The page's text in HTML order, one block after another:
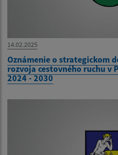
14.02.2025
Oznámenie o strategickom
rozvoja cestovného ruchu v
2024 - 2030